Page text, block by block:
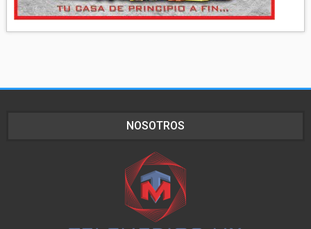
NOSOTROS